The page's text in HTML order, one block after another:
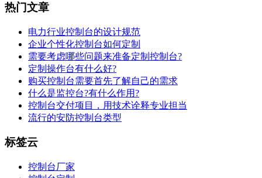
热门文章
电力行业控制台的设计规范
企业个性化控制台如何定制
需要考虑哪些问题来准备定制控制台?
定制操作台有什么好?
购买控制台需要首先了解自己的需求
什么是监控台?有什么作用?
控制台交付项目，用技术诠释专业担当
流行的安防控制台类型
标签云
控制台厂家